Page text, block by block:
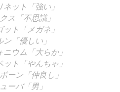
ネット「強い」
ス「不思議」
ット「メガネ」
ン「優しい」
ニウム「大らか」
ット「やんちゃ」
ーン「仲良し」
ーバ「男」